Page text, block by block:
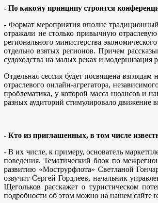
- По какому принципу строится
- Формат мероприятия вполне
отражали не столько привычную
регионального министерства
отдельно взятых регионов. Причем
судоходства на малых реках и
Отдельная сессия будет посвящена
отраслевого онлайн-агрегатора,
проблематика, у которой масса нюансов и
разных аудиторий стимулировало движение
- Кто из приглашенных, в том числе
- В их числе, к примеру, основатель
поведения. Тематический блок по
развитию «Мострурфлота» Светланой
озвучит Сергей Гордлеев, начальник
Щегольков расскажет о туристическом
подробности об этом можно на нашем сайте